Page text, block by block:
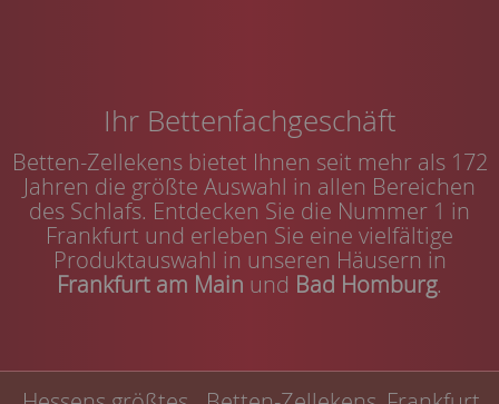
Ihr Bettenfachgeschäft
Betten-Zellekens bietet Ihnen seit mehr als 172
Jahren die größte Auswahl in allen Bereichen
des Schlafs. Entdecken Sie die Nummer 1 in
Frankfurt und erleben Sie eine vielfältige
Produktauswahl in unseren Häusern in
Frankfurt am Main und Bad Homburg.